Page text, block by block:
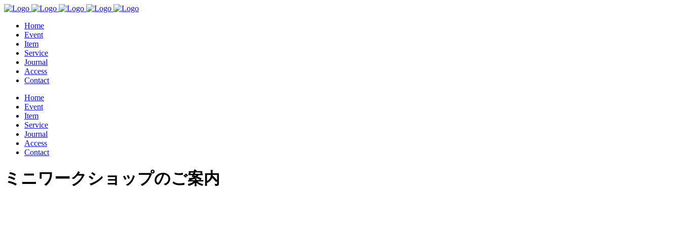
Home
Event
Item
Service
Journal
Access
Contact
Home
Event
Item
Service
Journal
Access
Contact
ミニワークショップのご案内